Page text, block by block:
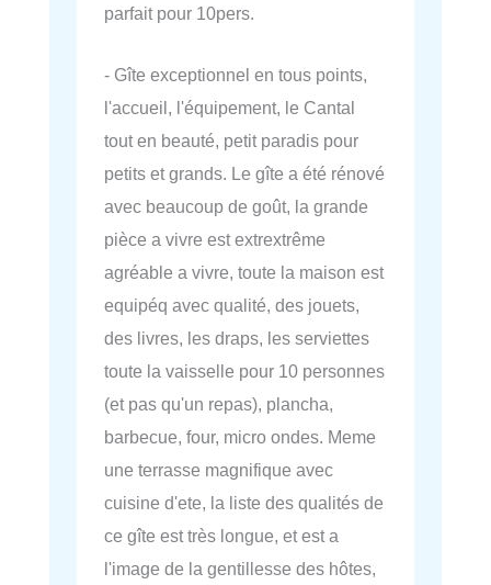
parfait pour 10pers.
- Gîte exceptionnel en tous points,
l'accueil, l'équipement, le Cantal
tout en beauté, petit paradis pour
petits et grands. Le gîte a été rénové
avec beaucoup de goût, la grande
pièce a vivre est extrextrême
agréable a vivre, toute la maison est
equipéq avec qualité, des jouets,
des livres, les draps, les serviettes
toute la vaisselle pour 10 personnes
(et pas qu'un repas), plancha,
barbecue, four, micro ondes. Meme
une terrasse magnifique avec
cuisine d'ete, la liste des qualités de
ce gîte est très longue, et est a
l'image de la gentillesse des hôtes,